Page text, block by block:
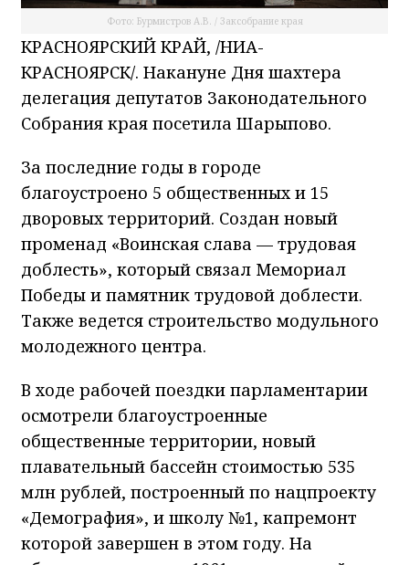
Фото: Бурмистров А.В. / Заксобрание края
КРАСНОЯРСКИЙ КРАЙ, /НИА-
КРАСНОЯРСК/. Накануне Дня шахтера
делегация депутатов Законодательного
Собрания края посетила Шарыпово.
За последние годы в городе
благоустроено 5 общественных и 15
дворовых территорий. Создан новый
променад «Воинская слава — трудовая
доблесть», который связал Мемориал
Победы и памятник трудовой доблести.
Также ведется строительство модульного
молодежного центра.
В ходе рабочей поездки парламентарии
осмотрели благоустроенные
общественные территории, новый
плавательный бассейн стоимостью 535
млн рублей, построенный по нацпроекту
«Демография», и школу №1, капремонт
которой завершен в этом году. На